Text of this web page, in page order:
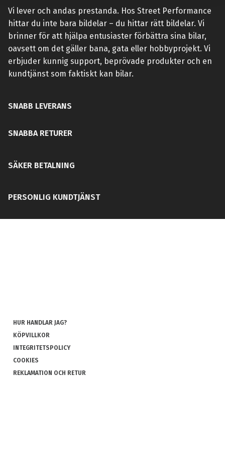
Vi lever och andas prestanda. Hos Street Performance
hittar du inte bara bildelar – du hittar rätt bildelar. Vi
brinner för att hjälpa entusiaster förbättra sina bilar,
oavsett om det gäller bana, gata eller hobbyprojekt. Vi
erbjuder kunnig support, beprövade produkter och en
kundtjänst som faktiskt kan bilar.
SNABB LEVERANS
SNABBA RETURER
SÄKER BETALNING
PERSONLIG KUNDTJÄNST
HUR HANDLAR JAG?
KÖPVILLKOR
INTEGRITETSPOLICY
COOKIES
REKLAMATION OCH RETUR